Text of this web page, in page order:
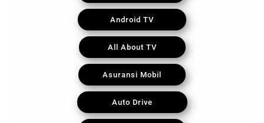
Android TV
All About TV
Asuransi Mobil
Auto Drive